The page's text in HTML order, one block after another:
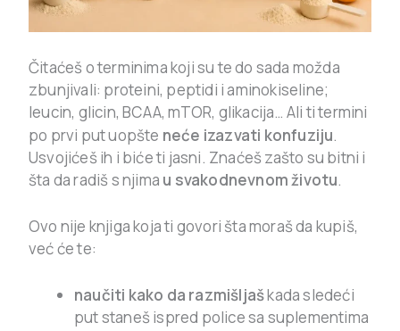
Čitaćeš o terminima koji su te do sada možda
zbunjivali: proteini, peptidi i aminokiseline;
leucin, glicin, BCAA, mTOR, glikacija… Ali ti termini
po prvi put uopšte neće izazvati konfuziju.
Usvojićeš ih i biće ti jasni. Znaćeš zašto su bitni i
šta da radiš s njima u svakodnevnom životu.
Ovo nije knjiga koja ti govori šta moraš da kupiš,
već će te:
naučiti kako da razmišljaškada sledeći
put staneš ispred police sa suplementima